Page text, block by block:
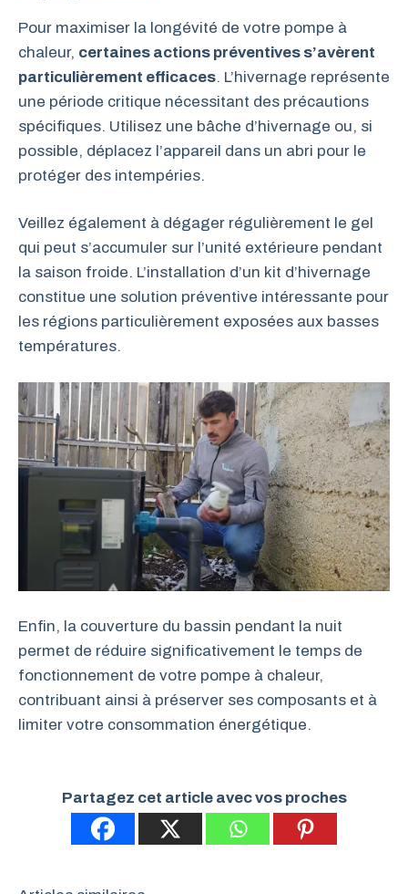
Pour maximiser la longévité de votre pompe à
chaleur, certaines actions préventives s’avèrent
particulièrement efficaces. L’hivernage représente
une période critique nécessitant des précautions
spécifiques. Utilisez une bâche d’hivernage ou, si
possible, déplacez l’appareil dans un abri pour le
protéger des intempéries.
Veillez également à dégager régulièrement le gel
qui peut s’accumuler sur l’unité extérieure pendant
la saison froide. L’installation d’un kit d’hivernage
constitue une solution préventive intéressante pour
les régions particulièrement exposées aux basses
températures.
Enfin, la couverture du bassin pendant la nuit
permet de réduire significativement le temps de
fonctionnement de votre pompe à chaleur,
contribuant ainsi à préserver ses composants et à
limiter votre consommation énergétique.
Partagez cet article avec vos proches